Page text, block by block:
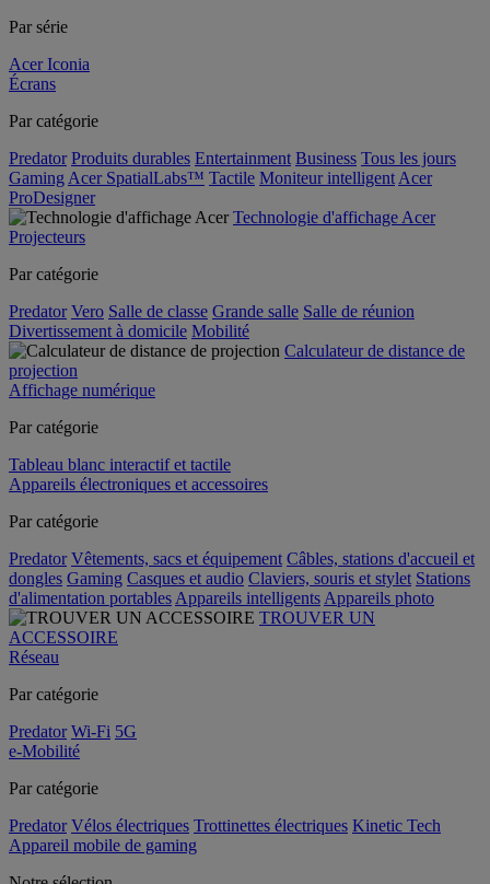
Par série
Acer Iconia
Écrans
Par catégorie
Predator Produits durables Entertainment Business Tous les jours
Gaming Acer SpatialLabs™ Tactile Moniteur intelligent Acer
ProDesigner
Technologie d'affichage Acer
Projecteurs
Par catégorie
Predator Vero Salle de classe Grande salle Salle de réunion
Divertissement à domicile Mobilité
Calculateur de distance de
projection
Affichage numérique
Par catégorie
Tableau blanc interactif et tactile
Appareils électroniques et accessoires
Par catégorie
Predator Vêtements, sacs et équipement Câbles, stations d'accueil et
dongles Gaming Casques et audio Claviers, souris et stylet Stations
d'alimentation portables Appareils intelligents Appareils photo
TROUVER UN
ACCESSOIRE
Réseau
Par catégorie
Predator Wi-Fi 5G
e-Mobilité
Par catégorie
Predator Vélos électriques Trottinettes électriques Kinetic Tech
Appareil mobile de gaming